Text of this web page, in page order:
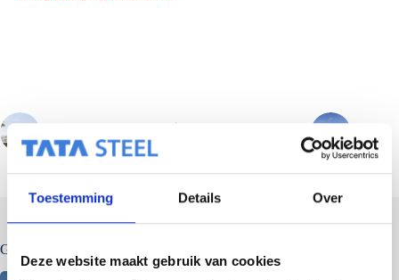
Toestemming Details Over
Deze website maakt gebruik van cookies
Gerelateerde berichten